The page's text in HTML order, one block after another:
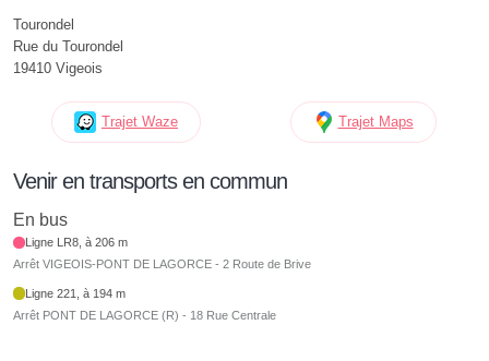
Tourondel
Rue du Tourondel
19410 Vigeois
Trajet Waze Trajet Maps
Venir en transports en commun
En bus
Ligne LR8, à 206 m
Arrêt VIGEOIS-PONT DE LAGORCE - 2 Route de Brive
Ligne 221, à 194 m
Arrêt PONT DE LAGORCE (R) - 18 Rue Centrale